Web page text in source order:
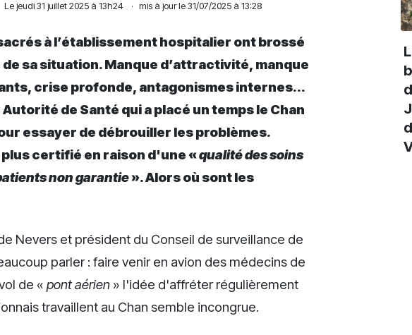
Le jeudi 31 juillet 2025 à 13h24 · mis à jour le 31/07/2025 à 13:28
à l’établissement hospitalier ont brossé
sa situation. Manque d’attractivité, manque
crise profonde, antagonismes internes...
de Santé qui a placé un temps le Chan
essayer de débrouiller les problèmes.
certifié en raison d'une «qualité des soins
non garantie». Alors où sont les
Nevers et président du Conseil de surveillance de
parler : faire venir en avion des médecins de
de « pont aérien » l'idée d'affréter régulièrement
travaillent au Chan semble incongrue.